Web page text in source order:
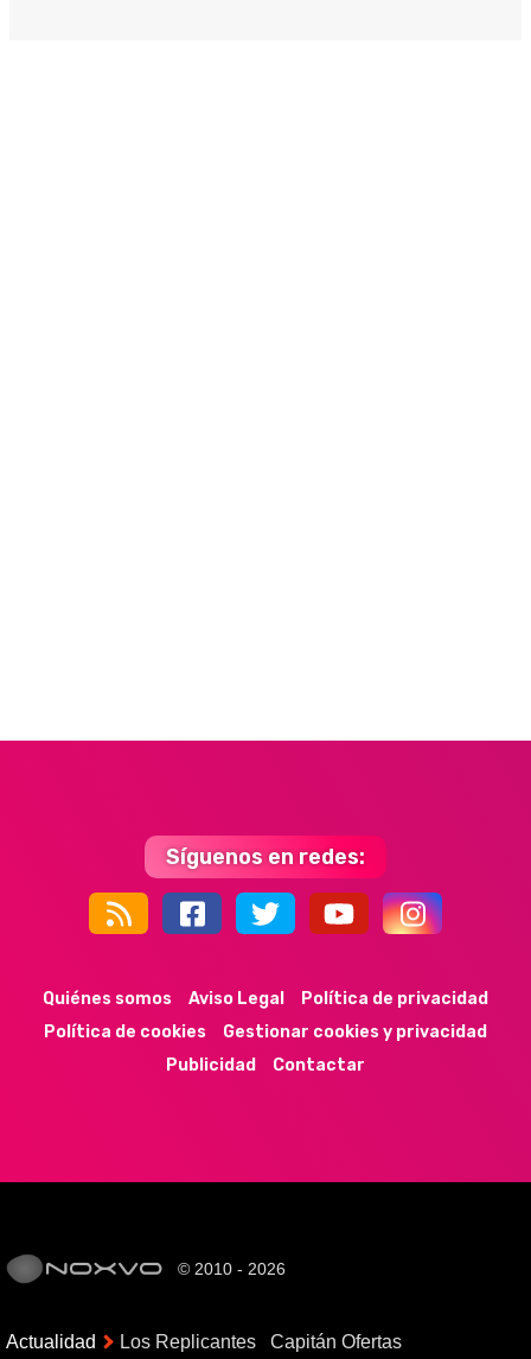
Síguenos en redes:
Quiénes somos Aviso Legal
Política de privacidad
Política de cookies
Gestionar cookies y privacidad
Publicidad
Contactar
© 2010 - 2026
Actualidad Los Replicantes Capitán Ofertas